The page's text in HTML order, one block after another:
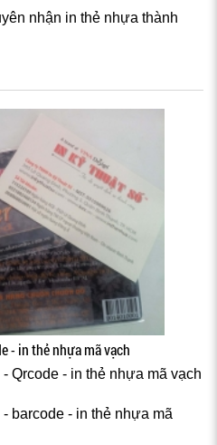
nhận in thẻ nhựa thành
- in thẻ nhựa mã vạch
Qrcode - in thẻ nhựa mã vạch
barcode - in thẻ nhựa mã